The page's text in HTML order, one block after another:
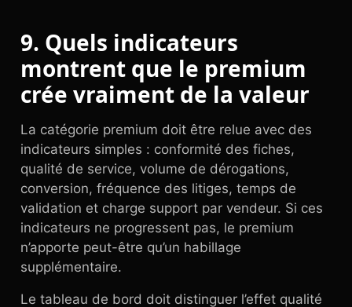
9. Quels indicateurs
montrent que le premium
crée vraiment de la valeur
La catégorie premium doit être relue avec des
indicateurs simples : conformité des fiches,
qualité de service, volume de dérogations,
conversion, fréquence des litiges, temps de
validation et charge support par vendeur. Si ces
indicateurs ne progressent pas, le premium
n’apporte peut-être qu’un habillage
supplémentaire.
Le tableau de bord doit distinguer l’effet qualité